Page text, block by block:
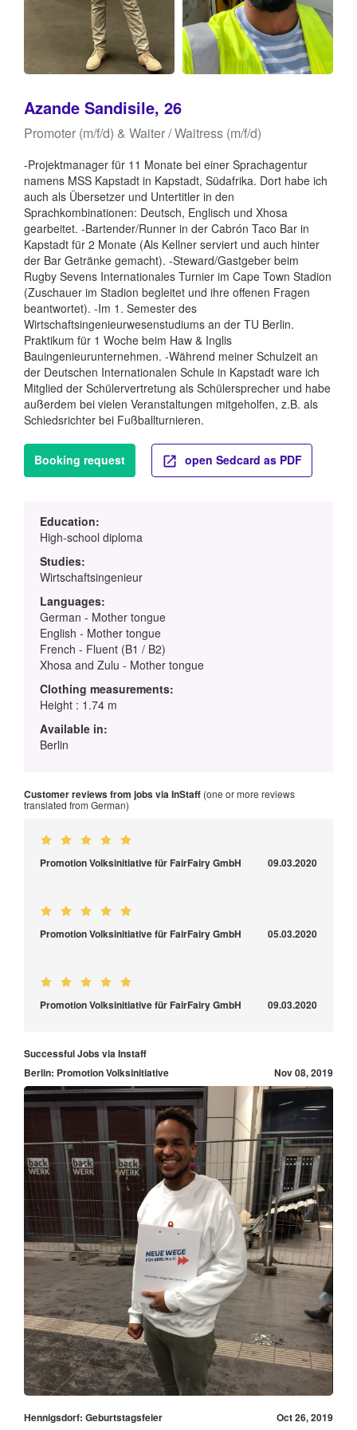
Azande Sandisile, 26
Promoter (m/f/d) & Waiter / Waitress (m/f/d)
-Projektmanager für 11 Monate bei einer Sprachagentur
namens MSS Kapstadt in Kapstadt, Südafrika. Dort habe ich
auch als Übersetzer und Untertitler in den
Sprachkombinationen: Deutsch, Englisch und Xhosa
gearbeitet. -Bartender/Runner in der Cabrón Taco Bar in
Kapstadt für 2 Monate (Als Kellner serviert und auch hinter
der Bar Getränke gemacht). -Steward/Gastgeber beim
Rugby Sevens Internationales Turnier im Cape Town Stadion
(Zuschauer im Stadion begleitet und ihre offenen Fragen
beantwortet). -Im 1. Semester des
Wirtschaftsingenieurwesenstudiums an der TU Berlin.
Praktikum für 1 Woche beim Haw & Inglis
Bauingenieurunternehmen. -Während meiner Schulzeit an
der Deutschen Internationalen Schule in Kapstadt ware ich
Mitglied der Schülervertretung als Schülersprecher und habe
außerdem bei vielen Veranstaltungen mitgeholfen, z.B. als
Schiedsrichter bei Fußballturnieren.
Booking request open Sedcard as PDF
Education:
High-school diploma
Studies:
Wirtschaftsingenieur
Languages:
German - Mother tongue
English - Mother tongue
French - Fluent (B1 / B2)
Xhosa and Zulu - Mother tongue
Clothing measurements:
Height : 1.74 m
Available in:
Berlin
Customer reviews from jobs via InStaff (one or more reviews
translated from German)
Promotion Volksinitiative für FairFairy GmbH 09.03.2020
Promotion Volksinitiative für FairFairy GmbH 05.03.2020
Promotion Volksinitiative für FairFairy GmbH 09.03.2020
Successful Jobs via Instaff
Berlin: Promotion Volksinitiative
Nov 08, 2019
Hennigsdorf: Geburtstagsfeier Oct 26, 2019